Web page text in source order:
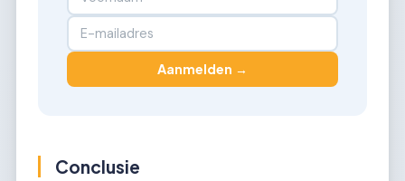
Aanmelden →
Conclusie